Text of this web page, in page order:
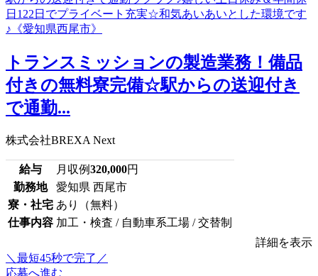
トランスミッションの製造業務！備品
付きの無料寮完備☆駅からの送迎付き
で通勤...
株式会社BREXA Next
給与 月収例320,000円
勤務地
愛知県 西尾市
寮・社宅 あり（無料）
仕事内容 加工・検査 / 自動車系工場 / 交替制
詳細を表示
＼最短45秒で完了／
応募へ進む